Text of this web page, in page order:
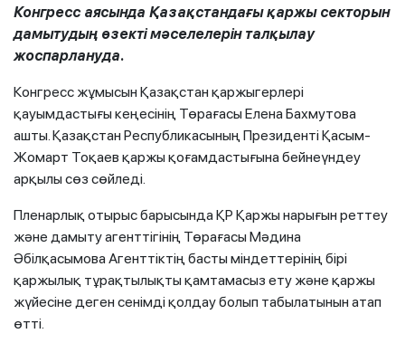
Конгресс аясында Қазақстандағы қаржы секторын
дамытудың өзекті мәселелерін талқылау
жоспарлануда.
Конгресс жұмысын Қазақстан қаржыгерлері
қауымдастығы кеңесінің Төрағасы Елена Бахмутова
ашты. Қазақстан Республикасының Президенті Қасым-
Жомарт Тоқаев қаржы қоғамдастығына бейнеүндеу
арқылы сөз сөйледі.
Пленарлық отырыс барысында ҚР Қаржы нарығын реттеу
және дамыту агенттігінің Төрағасы Мәдина
Әбілқасымова Агенттіктің басты міндеттерінің бірі
қаржылық тұрақтылықты қамтамасыз ету және қаржы
жүйесіне деген сенімді қолдау болып табылатынын атап
өтті.